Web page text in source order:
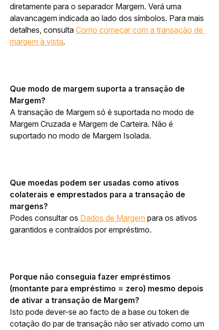
diretamente para o separador Margem. Verá uma
alavancagem indicada ao lado dos símbolos. Para mais
detalhes, consulta Como começar com a transação de
margem à vista.
Que modo de margem suporta a transação de
Margem?
A transação de Margem só é suportada no modo de
Margem Cruzada e Margem de Carteira. Não é
suportado no modo de Margem Isolada.
Que moedas podem ser usadas como ativos
colaterais e emprestados para a transação de
margens?
Podes consultar os Dados de Margem para os ativos
garantidos e contraídos por empréstimo.
Porque não conseguia fazer empréstimos
(montante para empréstimo = zero) mesmo depois
de ativar a transação de Margem?
Isto pode dever-se ao facto de a base ou token de
cotação do par de transação não ser ativado como um